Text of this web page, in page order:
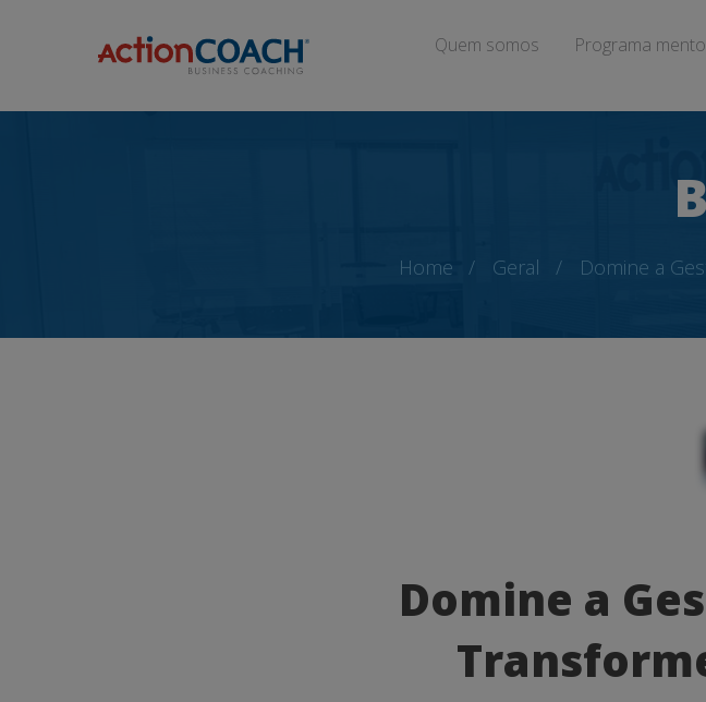
Quem somos Programa
Home Geral Domine a